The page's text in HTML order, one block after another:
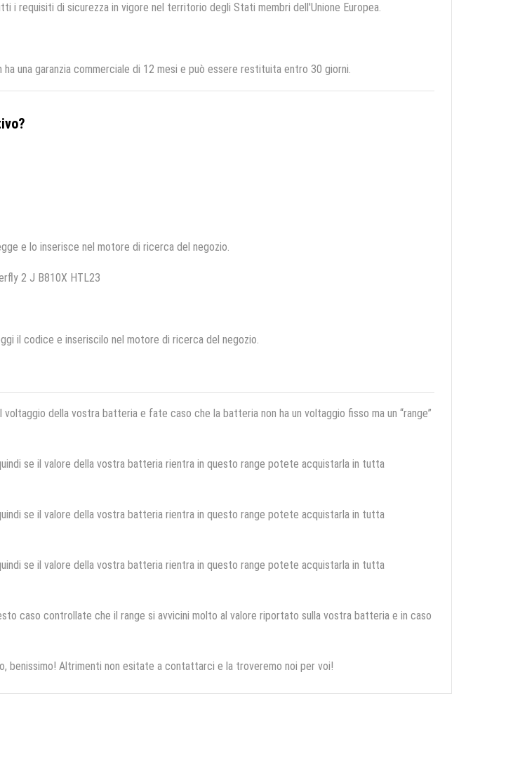
i requisiti di sicurezza in vigore nel territorio degli Stati membri dell'Unione Europea.
una garanzia commerciale di 12 mesi e può essere restituita entro 30 giorni.
e lo inserisce nel motore di ricerca del negozio.
2 J B810X HTL23
il codice e inseriscilo nel motore di ricerca del negozio.
della vostra batteria e fate caso che la batteria non ha un voltaggio fisso ma un “range”
se il valore della vostra batteria rientra in questo range potete acquistarla in tutta
se il valore della vostra batteria rientra in questo range potete acquistarla in tutta
se il valore della vostra batteria rientra in questo range potete acquistarla in tutta
caso controllate che il range si avvicini molto al valore riportato sulla vostra batteria e in caso
Altrimenti non esitate a contattarci e la troveremo noi per voi!